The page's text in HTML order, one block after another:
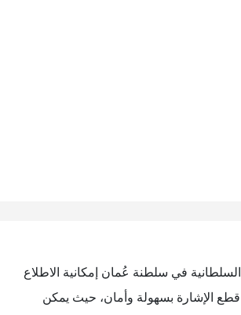
في سلطنة عُمان إمكانية الاطلاع
الإشارة بسهولة وأمان، حيث يمكن